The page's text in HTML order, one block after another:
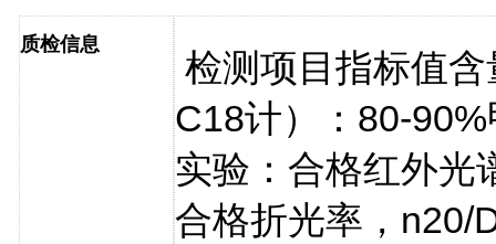
质检信息
检测项目指标值含
C18计）：80-
实验：合格红外光
合格折光率，n20/